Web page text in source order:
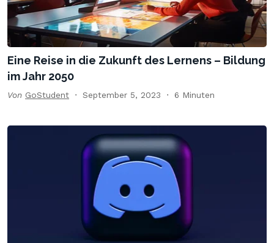
Eine Reise in die Zukunft des Lernens – Bildung
im Jahr 2050
Von GoStudent September 5, 2023 6 Minuten